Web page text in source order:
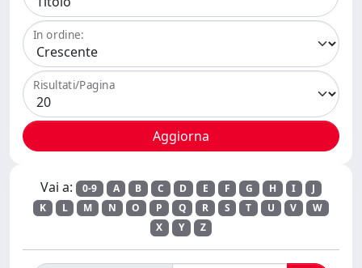
In ordine:
Risultati/Pagina
Vai a: 0-9 A B C D E F G H I
J
K
L M N O P Q R S T U V
W
X
Y Z